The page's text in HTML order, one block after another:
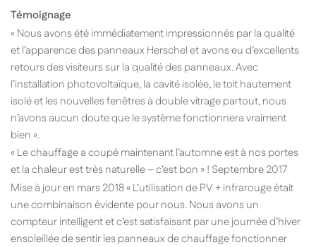
Témoignage
« Nous avons été immédiatement impressionnés par la qualité
et l’apparence des panneaux Herschel et avons eu d’excellents
retours des visiteurs sur la qualité des panneaux. Avec
l’installation photovoltaïque, la cavité isolée, le toit hautement
isolé et les nouvelles fenêtres à double vitrage partout, nous
n’avons aucun doute que le système fonctionnera vraiment
bien ».
« Le chauffage a coupé maintenant l’automne est à nos portes
et la chaleur est très naturelle – c’est bon » ! Septembre 2017
Mise à jour en mars 2018 « L’utilisation de PV + infrarouge était
une combinaison évidente pour nous. Nous avons un
compteur intelligent et c’est satisfaisant par une journée d’hiver
ensoleillée de sentir les panneaux de chauffage fonctionner